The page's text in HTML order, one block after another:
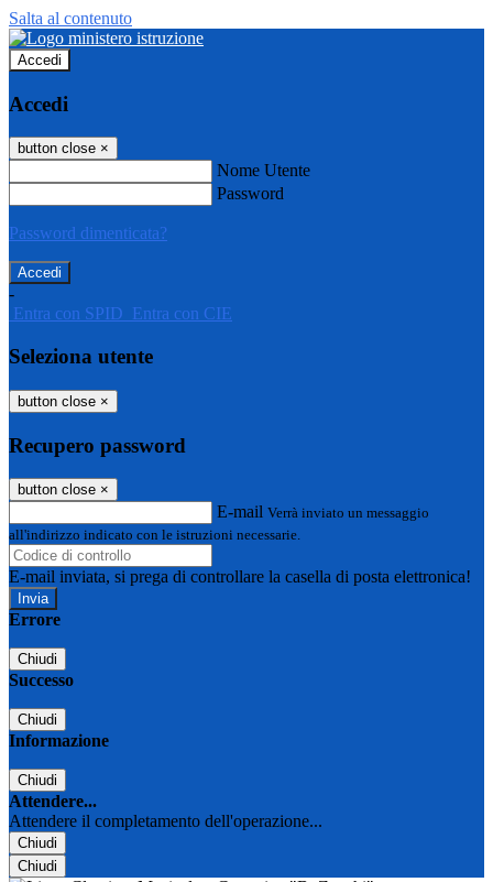
Salta al contenuto
Accedi
Accedi
button close ×
Nome Utente
Password
Password dimenticata?
-
Entra con SPID Entra con CIE
Seleziona utente
button close ×
Recupero password
button close ×
E-mail Verrà inviato un messaggio
all'indirizzo indicato con le istruzioni necessarie.
E-mail inviata, si prega di controllare la casella di posta elettronica!
Errore
Chiudi
Successo
Chiudi
Informazione
Chiudi
Attendere...
Attendere il completamento dell'operazione...
Chiudi
Chiudi